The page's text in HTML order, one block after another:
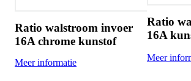
Ratio walstroom invoer
16A chrome kunstof
Meer informatie
Ratio
16A
Meer